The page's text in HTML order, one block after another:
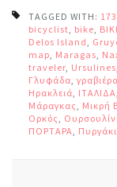
TAGGED WITH:
bicyclist, bike,
Delos Island,
map, Maragas,
traveler, Ursulines,
Γλυφάδα, γραβιέρα
Ηρακλειά, ΙΤΑΛΙΔΑ,
Μάραγκας, Μικρή
Ορκός,
ΠΟΡΤΑΡΑ, Πυργάκι